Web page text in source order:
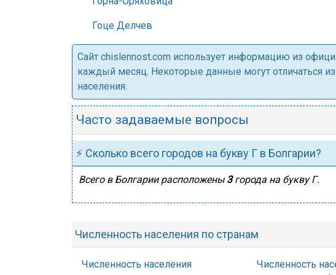
Гоце Делчев
Cайт chislennost.com использует информацию из
каждый месяц. Некоторые данные могут отличаться
населения.
Часто задаваемые вопросы
⚡ Сколько всего городов на букву Г в Болгарии?
Всего в Болгарии расположены 3города на букву Г.
Численность населения по странам
Численность населения
Численность